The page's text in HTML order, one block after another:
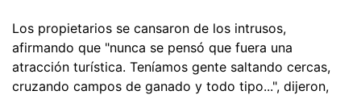
Los propietarios se cansaron de los intrusos,
afirmando que "nunca se pensó que fuera una
atracción turística. Teníamos gente saltando cercas,
cruzando campos de ganado y todo tipo...", dijeron,